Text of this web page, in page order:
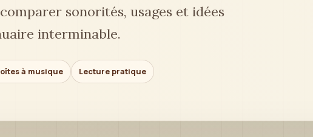
sonorités, usages et idées
interminable.
à musique Lecture pratique